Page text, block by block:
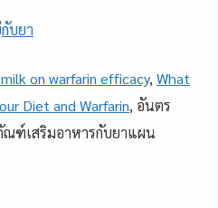
บยา
on warfarin efficacy, What
Diet and Warfarin, อันตร
ฑ์เสริมอาหารกับยาแผน